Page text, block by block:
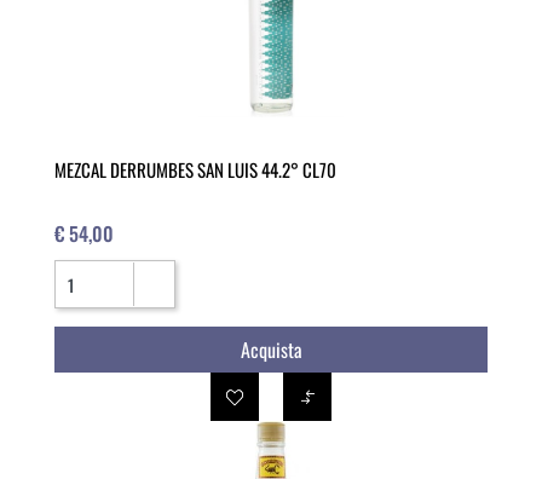
MEZCAL DERRUMBES SAN LUIS 44.2° CL70
€ 54,00
Quantità
Acquista